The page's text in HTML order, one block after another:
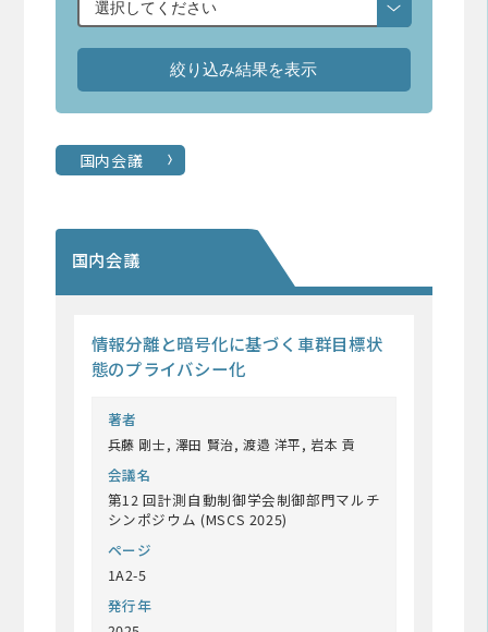
国内会議
国内会議
情報分離と暗号化に基づく車群目標状
態のプライバシー化
著者
兵藤 剛士, 澤田 賢治, 渡邉 洋平, 岩本 貢
会議名
第12 回計測自動制御学会制御部門マルチ
シンポジウム (MSCS 2025)
ページ
1A2-5
発行年